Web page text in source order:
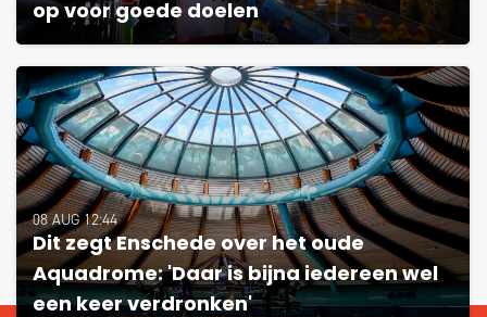
op voor goede doelen
08 AUG 12:44
Dit zegt Enschede over het oude
Aquadrome: 'Daar is bijna iedereen wel
een keer verdronken'